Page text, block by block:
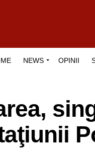
NEWS OPINII